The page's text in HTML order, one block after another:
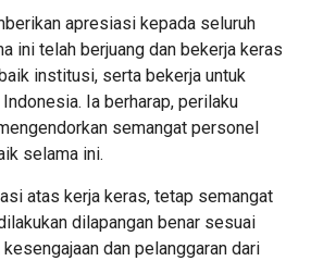
apresiasi kepada seluruh
ini telah berjuang dan bekerja keras
institusi, serta bekerja untuk
Ia berharap, perilaku
semangat personel
selama ini.
atas kerja keras, tetap semangat
dilapangan benar sesuai
kesengajaan dan pelanggaran dari